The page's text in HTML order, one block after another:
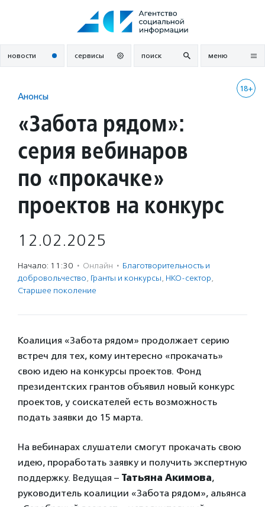
новости сервисы поиск меню
18+
Анонсы
«Забота рядом»:
серия вебинаров
по «прокачке»
проектов на конкурс
12.02.2025
Начало: 11:30 · Онлайн · Благотвори­тель­ность и
доброволь­чест­во, Гранты и конкурсы, НКО-сектор,
Старшее поколение
Коалиция «Забота рядом» продолжает серию
встреч для тех, кому интересно «прокачать»
свою идею на конкурсы проектов. Фонд
президентских грантов объявил новый конкурс
проектов, у соискателей есть возможность
подать заявки до 15 марта.
На вебинарах слушатели смогут прокачать свою
идею, проработать заявку и получить экспертную
поддержку. Ведущая – Татьяна Акимова,
руководитель коалиции «Забота рядом», альянса